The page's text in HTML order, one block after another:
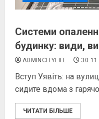
Системи
будинку: види,
ADMINCITYLIFE
Вступ Уявіть: на
сидите вдома з
ЧИТАТИ БІЛЬШЕ